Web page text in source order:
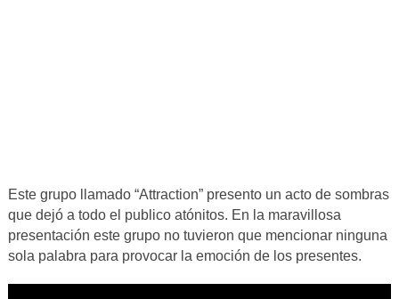
Este grupo llamado “Attraction” presento un acto de sombras
que dejó a todo el publico atónitos. En la maravillosa
presentación este grupo no tuvieron que mencionar ninguna
sola palabra para provocar la emoción de los presentes.